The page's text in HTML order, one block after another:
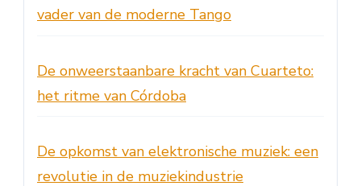
vader van de moderne Tango
De onweerstaanbare kracht van Cuarteto:
het ritme van Córdoba
De opkomst van elektronische muziek: een
revolutie in de muziekindustrie